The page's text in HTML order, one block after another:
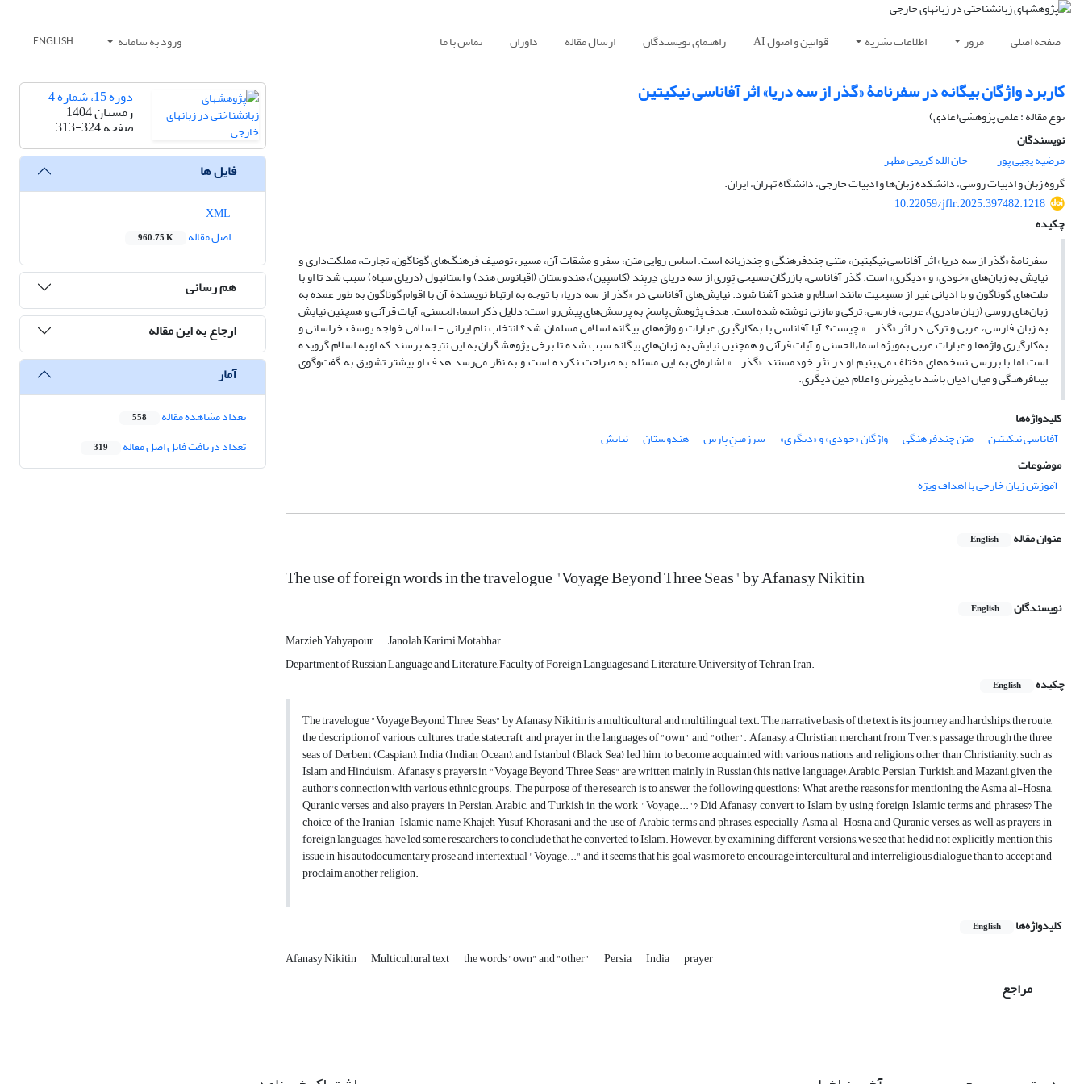
صفحه اصلی مرور اطلاعات نشریه قوانین و اصول AI راهنمای نویسندگان ارسال مقاله داوران تماس با ما ورود به سامانه ENGLISH
کاربرد واژگان بیگانه در سفرنامۀ «گذر از سه دریا» اثر آفاناسی نیکیتین
نوع مقاله : علمی پژوهشی(عادی)
نویسندگان
مرضیه یجیی پور
جان الله کریمی مطهر
گروه زبان و ادبیات روسی، دانشکده زبان‌ها و ادبیات خارجی، دانشگاه تهران، ایران.
10.22059/jflr.2025.397482.1218
چکیده
سفرنامۀ «گذر از سه دریا» اثر آفاناسی نیکیتین، متنی چندفرهنگی و چندزبانه است. اساس روایی متن، سفر و مشقات آن، مسیر، توصیف فرهنگ‌های گوناگون، تجارت، مملکت‌داری و
نیایش به زبان‌های «خودی» و «دیگری» است. گذرِ آفاناسی، بازرگان مسیحی تِوِری از سه دریای دِربِند (کاسپین)، هندوستان (اقیانوس هند) و استانبول (دریای سیاه) سبب شد تا او با
ملت‌های گوناگون و با ادیانی غیر از مسیحیت مانند اسلام و هندو آشنا شود. نیایش‌های آفاناسی در «گذر از سه دریا» با توجه به ارتباط نویسندۀ آن با اقوام گوناگون به ‌طور عمده به
زبان‌های روسی (زبان مادری)، عربی، فارسی، ترکی و مازنی نوشته شده است. هدف پژوهش پاسخ به پرسش‌های پیش‌رو است: دلایل ذکر اسماءالحسنی، آیات قرآنی و همچنین نیایش
به زبان فارسی، عربی و ترکی در اثر «گذر...» چیست؟ آیا آفاناسی با به‌کارگیری عبارات و واژه‌های بیگانه اسلامی مسلمان شد؟ انتخاب نام ایرانی - اسلامی خواجه یوسف خراسانی و
به‌کارگیری واژه‌ها و عبارات عربی به‌ویژه اسماءالحسنی و آیات قرآنی و همچنین نیایش به زبان‌های بیگانه سبب شده تا برخی پژوهشگران به این نتیجه برسند که او به اسلام گرویده
است اما با بررسی نسخه‌های مختلف می‌بینیم او در نثرِ خودمستند «گذر...» اشاره‌ای به این مسئله به صراحت نکرده است و به ‌نظر می‌رسد هدف او بیشتر تشویق به گفت‌و‌گوی
بینافرهنگی و میان ادیان باشد تا پذیرش و اعلام دین دیگری.
کلیدواژه‌ها
آفاناسی نیکیتین
متن چندفرهنگی واژگان «خودی» و «دیگری» سرزمینِ‌ پارس هندوستان
نیایش
موضوعات
آموزش زبان خارجی با اهداف ویژه
عنوان مقاله English
The use of foreign words in the travelogue "Voyage Beyond Three Seas" by Afanasy Nikitin
نویسندگان English
Marzieh Yahyapour
Janolah Karimi Motahhar
Department of Russian Language and Literature, Faculty of Foreign Languages and Literature, University of Tehran, Iran.
چکیده
English
The travelogue "Voyage Beyond Three Seas" by Afanasy Nikitin is a multicultural and multilingual text. The narrative basis of the text is its journey and hardships, the route,
the description of various cultures, trade, statecraft, and prayer in the languages ​​of "own" and "other". Afanasy, a Christian merchant from Tver,'s passage through the three
seas of Derbent (Caspian), India (Indian Ocean), and Istanbul (Black Sea) led him to become acquainted with various nations and religions other than Christianity, such as
Islam and Hinduism. Afanasy's prayers in "Voyage Beyond Three Seas" are written mainly in Russian (his native language), Arabic, Persian, Turkish, and Mazani, given the
author's connection with various ethnic groups. The purpose of the research is to answer the following questions: What are the reasons for mentioning the Asma al-Hosna,
Quranic verses, and also prayers in Persian, Arabic, and Turkish in the work "Voyage..."? Did Afanasy convert to Islam by using foreign Islamic terms and phrases? The
choice of the Iranian-Islamic name Khajeh Yusuf Khorasani and the use of Arabic terms and phrases, especially Asma al-Hosna and Quranic verses, as well as prayers in
foreign languages, have led some researchers to conclude that he converted to Islam. However, by examining different versions, we see that he did not explicitly mention this
issue in his autodocumentary prose and intertextual "Voyage..." and it seems that his goal was more to encourage intercultural and interreligious dialogue than to accept and
proclaim another religion.
کلیدواژه‌ها English
Afanasy Nikitin Multicultural text the words "own" and "other" Persia India prayer
مراجع
دوره 15، شماره 4
زمستان 1404
صفحه313-324
فایل ها
اصل مقاله
960.75 K
هم رسانی
ارجاع به این مقاله
آمار
تعداد مشاهده مقاله 558
تعداد دریافت فایل اصل مقاله 319